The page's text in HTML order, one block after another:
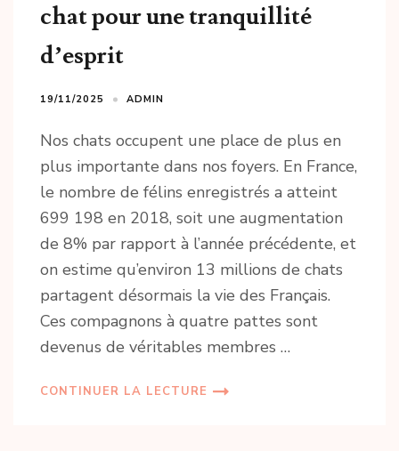
chat pour une tranquillité
d’esprit
19/11/2025 ADMIN
Nos chats occupent une place de plus en
plus importante dans nos foyers. En France,
le nombre de félins enregistrés a atteint
699 198 en 2018, soit une augmentation
de 8% par rapport à l’année précédente, et
on estime qu’environ 13 millions de chats
partagent désormais la vie des Français.
Ces compagnons à quatre pattes sont
devenus de véritables membres …
CONTINUER LA LECTURE